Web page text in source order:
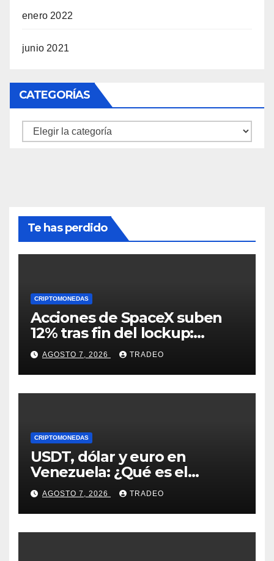
enero 2022
junio 2021
CATEGORÍAS
Categorías
Te has perdido
CRIPTOMONEDAS
Acciones de SpaceX suben
12% tras fin del lockup:
¿Hasta dónde podrían llegar
en agosto?
AGOSTO 7, 2026 TRADEO
CRIPTOMONEDAS
USDT, dólar y euro en
Venezuela: ¿Qué es el
fenómeno “Rockets and
Feathers”?
AGOSTO 7, 2026 TRADEO